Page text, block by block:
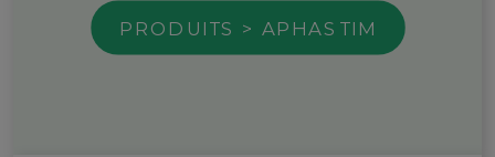
PRODUITS > APHASTIM